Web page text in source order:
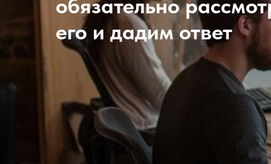
обязательно
его и дадим ответ